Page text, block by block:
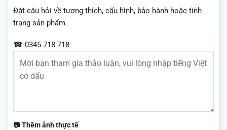
Đặt câu hỏi về tương thích, cấu hình, bảo hành hoặc tình
trạng sản phẩm.
☎ 0345 718 718
📷 Thêm ảnh thực tế